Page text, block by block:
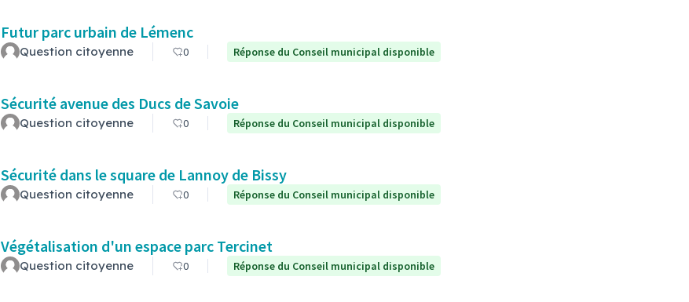
Futur parc urbain de Lémenc
Question citoyenne 0 Réponse du Conseil municipal disponible
Sécurité avenue des Ducs de Savoie
Question citoyenne 0 Réponse du Conseil municipal disponible
Sécurité dans le square de Lannoy de Bissy
Question citoyenne 0 Réponse du Conseil municipal disponible
Végétalisation d'un espace parc Tercinet
Question citoyenne 0 Réponse du Conseil municipal disponible